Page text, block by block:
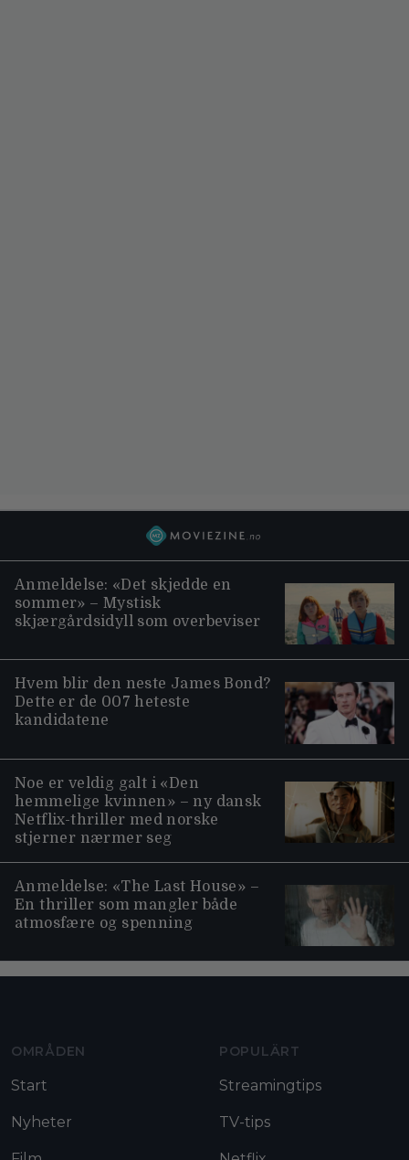
Anmeldelse: «Det skjedde en
sommer» – Mystisk
skjærgårdsidyll som overbeviser
Hvem blir den neste James Bond?
Dette er de 007 heteste
kandidatene
Noe er veldig galt i «Den
hemmelige kvinnen» – ny dansk
Netflix-thriller med norske
stjerner nærmer seg
Anmeldelse: «The Last House» –
En thriller som mangler både
atmosfære og spenning
OMRÅDEN
Start
Nyheter
POPULÄRT
Streamingtips
TV-tips